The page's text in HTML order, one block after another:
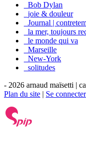
_Bob Dylan
_joie & douleur
_Journal |
_la mer, toujours
_le monde qui va
_Marseille
_New-York
_solitudes
- 2026 arnaud maïsetti |
Plan du site | Se connecter